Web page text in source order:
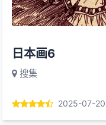
日本画6
搜集
2025-07-20